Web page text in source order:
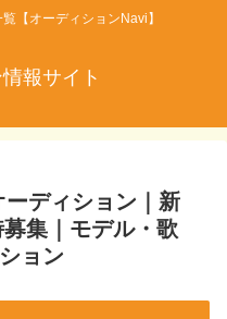
【オーディションNavi】
報サイト
ディション｜新
集｜モデル・歌
ョン